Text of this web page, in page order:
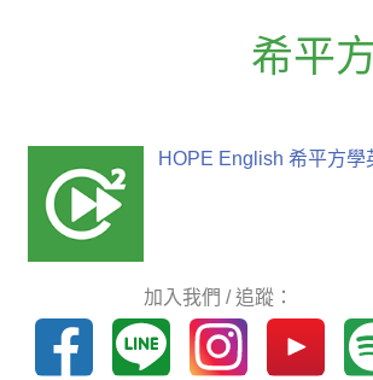
希平
HOPE English 希平方學
加入我們 / 追蹤：